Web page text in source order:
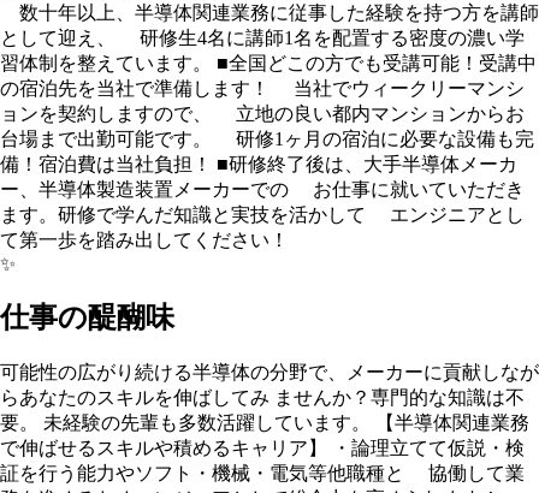
数十年以上、半導体関連業務に従事した経験を持つ方を講師
として迎え、 研修生4名に講師1名を配置する密度の濃い学
習体制を整えています。 ■全国どこの方でも受講可能！受講中
の宿泊先を当社で準備します！ 当社でウィークリーマンシ
ョンを契約しますので、 立地の良い都内マンションからお
台場まで出勤可能です。 研修1ヶ月の宿泊に必要な設備も完
備！宿泊費は当社負担！ ■研修終了後は、大手半導体メーカ
ー、半導体製造装置メーカーでの お仕事に就いていただき
ます。研修で学んだ知識と実技を活かして エンジニアとし
て第一歩を踏み出してください！
✨
仕事の醍醐味
可能性の広がり続ける半導体の分野で、メーカーに貢献しなが
らあなたのスキルを伸ばしてみ ませんか？専門的な知識は不
要。 未経験の先輩も多数活躍しています。 【半導体関連業務
で伸ばせるスキルや積めるキャリア】 ・論理立てて仮説・検
証を行う能力やソフト・機械・電気等他職種と 協働して業